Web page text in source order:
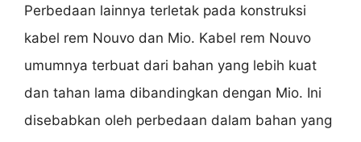
Perbedaan lainnya terletak pada konstruksi
kabel rem Nouvo dan Mio. Kabel rem Nouvo
umumnya terbuat dari bahan yang lebih kuat
dan tahan lama dibandingkan dengan Mio. Ini
disebabkan oleh perbedaan dalam bahan yang